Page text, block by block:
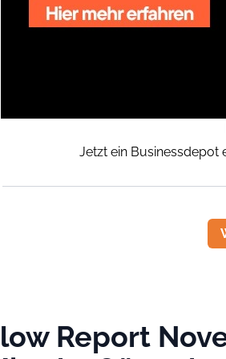
Jetzt ein Businessdepot
Report